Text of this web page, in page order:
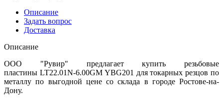
Описание
Задать вопрос
Доставка
Описание
ООО "Рувир" предлагает купить резьбовые
пластины LT22.01N-6.00GM YBG201 для токарных резцов по
металлу по выгодной цене со склада в городе Ростове-на-
Дону.